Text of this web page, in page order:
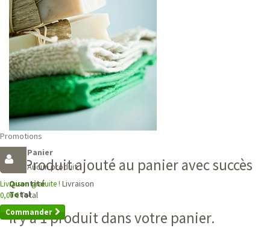
Promotions
Panier
Aucun produit
Livraison gratuite ! Livraison
0,00 €Total
Commander
Produit ajouté au panier avec succès
Quantité
Total
Il y a 1 produit dans votre panier.